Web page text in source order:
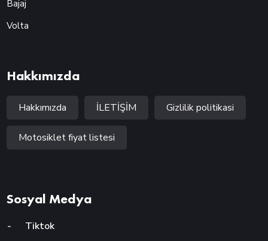
Bajaj
Volta
Hakkımızda
Hakkımızda İLETİŞİM Gizlilik politikasi
Motosiklet fiyat listesi
Sosyal Medya
-
Tiktok